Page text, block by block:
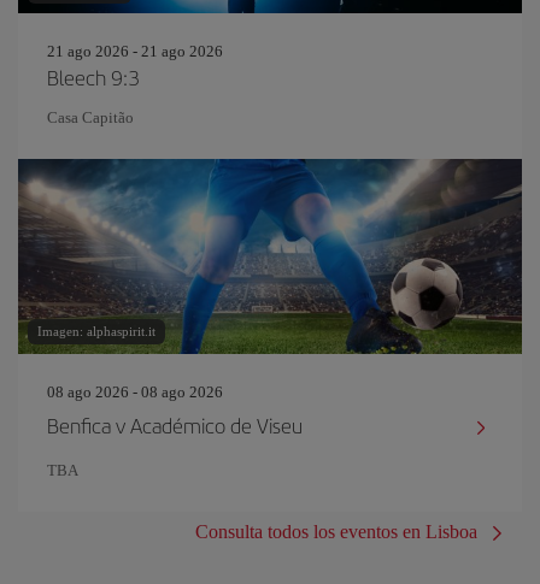
21 ago 2026 - 21 ago 2026
Bleech 9:3
Casa Capitão
Imagen: alphaspirit.it
08 ago 2026 - 08 ago 2026
Benfica v Académico de Viseu
TBA
Consulta todos los eventos en Lisboa